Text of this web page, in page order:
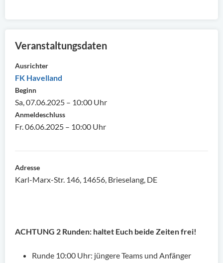
Veranstaltungsdaten
Ausrichter
FK Havelland
Beginn
Sa, 07.06.2025 – 10:00 Uhr
Anmeldeschluss
Fr. 06.06.2025 – 10:00 Uhr
Adresse
Karl-Marx-Str. 146, 14656, Brieselang, DE
ACHTUNG 2 Runden: haltet Euch beide Zeiten frei!
Runde 10:00 Uhr: jüngere Teams und Anfänger